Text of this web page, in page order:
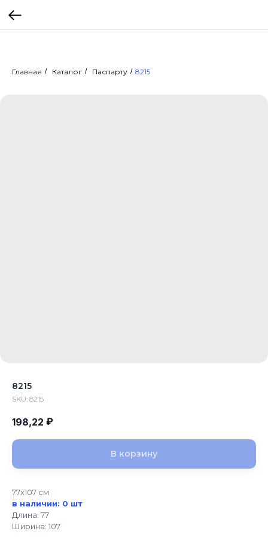
Главная / Каталог / Паспарту / 8215
8215
SKU: 8215
198,22 ₽
В корзину
77x107 см
в наличии: 0 шт
Длина: 77
Ширина: 107